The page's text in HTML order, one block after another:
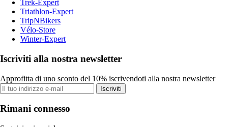
Trek-Expert
Triathlon-Expert
TripNBikers
Vélo-Store
Winter-Expert
Iscriviti alla nostra newsletter
Approfitta di uno sconto del 10% iscrivendoti alla nostra newsletter
Iscriviti
Rimani connesso